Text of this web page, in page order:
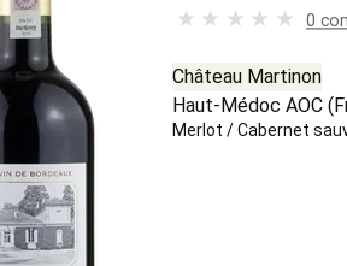
0
Château Martinon
Haut-Médoc AOC (
Merlot /Cabernet